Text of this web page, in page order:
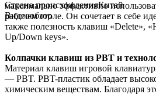
максимально эффективно
рабочем столе. Он сочетает в себе
также полезность клавиш «Delete»,
Up/Down keys».
Колпачки клавиш из PBT и
Материал клавиш игровой
— PBT. PBT-пластик обладает
химическим веществам. Благодаря
Страна происхожденияКитай
Видеообзор